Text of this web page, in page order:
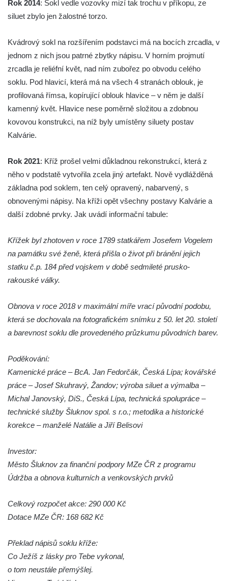
Kříž v Dělnické ulici v Kamenném Újezdě
Malší ve Velešíně
Centrální kříž hřbitova ve Velešíně
Kříž u kostela svatého Václava ve Velešíně
Kříž na zahradě domu čp. 127 v Římově
Kříž u fary v Římově
Kříž u lípy Jana Gurreho v Římově
Centrální kříž hřbitova v Římově
Kříž na návsi v Dolním Třeboníně
Kříž poblíž domu čp. 169 v Plavu
Kříž na návsi v Plavu
Kříž u Obrázku severovýchodně od
Kříž na rozcestí u domu čp. 283 v Dolním
Görnerův kříž u silnice č. 264 v Dolním
Podluží
Kříž u domu čp. 155 v Chřibské
Kříž na návsi v Bukolu
Centrální kříž hřbitova v Hrobčicích
Kříž u silnice z Chouče do Mirošovic
Centrální kříž hřbitova v Chouči
Kříž v ulici V Zátiší v Dobříni
Boží muka u domu čp. 392 na rohu ulic Na
Labem
Kříž v centru Liběšic
Kříž na návsi v Lužici
Rok 2014: Sokl vedle vozovky mizí tak trochu v příkopu, ze
siluet zbylo jen žalostné torzo.
Kvádrový sokl na rozšířením podstavci má na bocích zrcadla, v
jednom z nich jsou patrné zbytky nápisu. V horním projmutí
zrcadla je reliéfní květ, nad ním zubořez po obvodu celého
soklu. Pod hlavicí, která má na všech 4 stranách oblouk, je
profilovaná římsa, kopírující oblouk hlavice – v něm je další
kamenný květ. Hlavice nese poměrně složitou a zdobnou
kovovou konstrukci, na níž byly umístěny siluety postav
Kalvárie.
Rok 2021: Kříž prošel velmi důkladnou rekonstrukcí, která z
něho v podstatě vytvořila zcela jiný artefakt. Nově vydlážděná
základna pod soklem, ten celý opravený, nabarvený, s
obnovenými nápisy. Na kříži opět všechny postavy Kalvárie a
další zdobné prvky. Jak uvádí informační tabule:
Křížek byl zhotoven v roce 1789 statkářem Josefem Vogelem
na památku své ženě, která přišla o život při bránění jejich
statku č.p. 184 před vojskem v době sedmileté prusko-
rakouské války.
Obnova v roce 2018 v maximální míře vrací původní podobu,
která se dochovala na fotografickém snímku z 50. let 20. století
a barevnost soklu dle provedeného průzkumu původních barev.
Poděkování:
Kamenické práce – BcA. Jan Fedorčák, Česká Lípa; kovářské
práce – Josef Skuhravý, Žandov; výroba siluet a výmalba –
Michal Janovský, DiS., Česká Lípa, technická spolupráce –
technické služby Šluknov spol. s r.o.; metodika a historické
korekce – manželé Natálie a Jiří Belisovi
Investor:
Město Šluknov za finanční podpory MZe ČR z programu
Údržba a obnova kulturních a venkovských prvků
Celkový rozpočet akce: 290 000 Kč
Dotace MZe ČR: 168 682 Kč
Překlad nápisů soklu kříže:
Co Ježíš z lásky pro Tebe vykonal,
o tom neustále přemýšlej.